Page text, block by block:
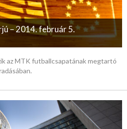
– 2014. február 5.
az MTK futballcsapatának megtartó